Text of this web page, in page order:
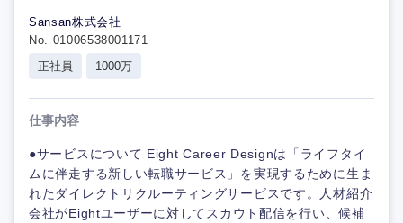
Sansan株式会社
No. 01006538001171
正社員
1000万
仕事内容
●サービスについて Eight Career Designは「ライフタイ
ムに伴走する新しい転職サービス」を実現するために生ま
れたダイレクトリクルーティングサービスです。人材紹介
会社がEightユーザーに対してスカウト配信を行い、候補